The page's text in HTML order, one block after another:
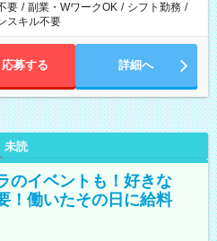
要 / 副業・WワークOK / シフト勤務 /
スキル不要
応募する 詳細へ
未読
のイベントも！好きな
！働いたその日に給料